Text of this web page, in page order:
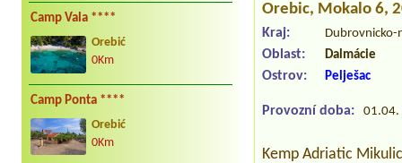
Camp Vala ****
Orebić
0Km
Camp Ponta ****
Orebić
0Km
Orebic, Mokalo 6,
Kraj: Dubrovnicko-
Oblast: Dalmácie
Ostrov: Pelješac
Provozní doba: 01.04.
Kemp Adriatic